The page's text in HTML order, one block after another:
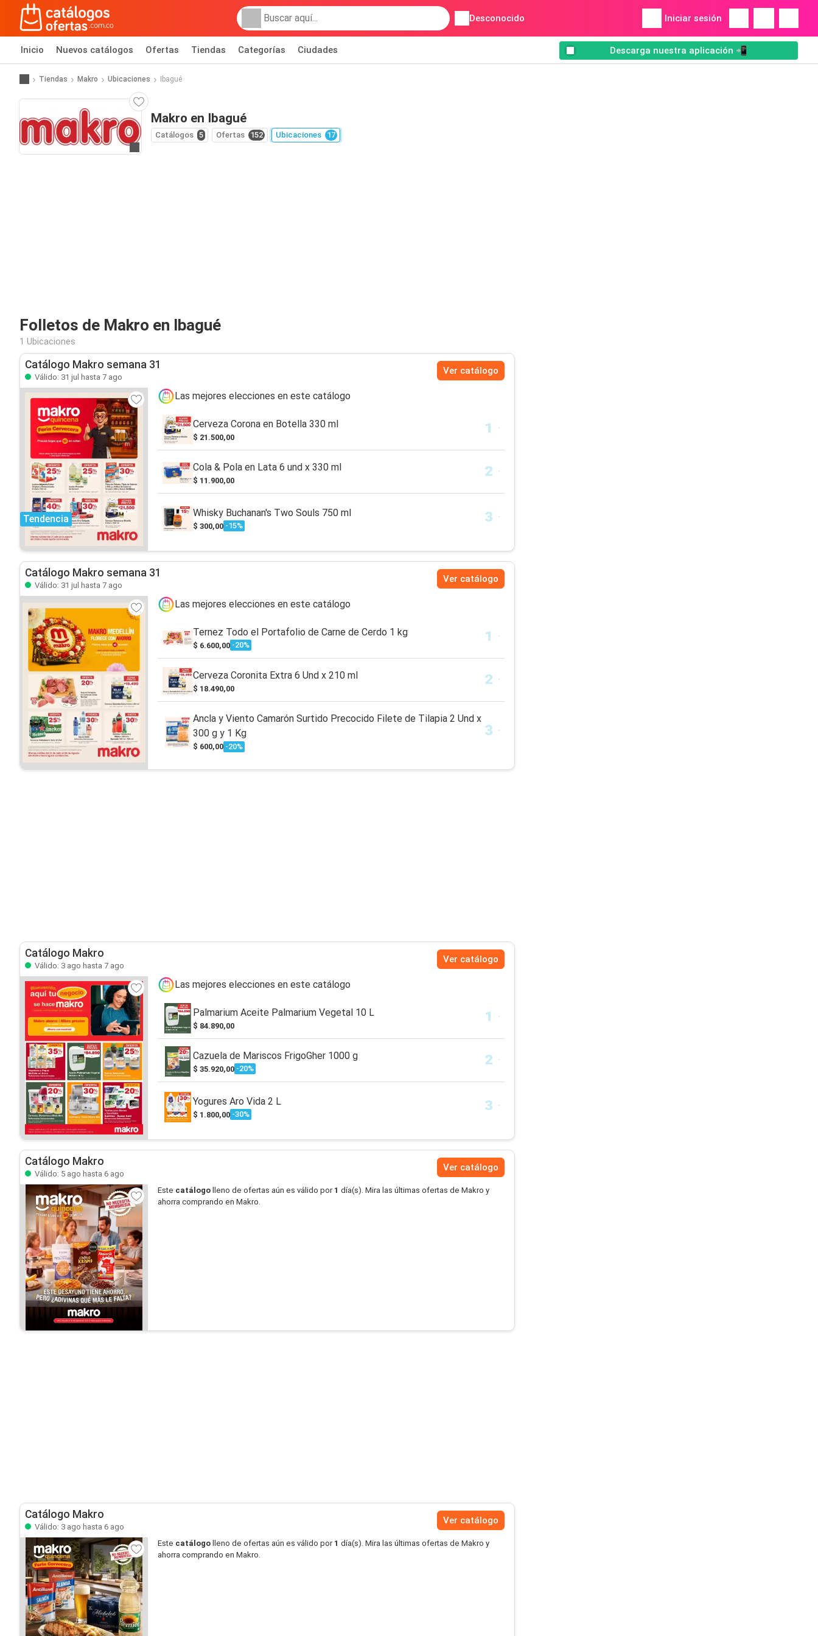
Desconocido Iniciar sesión
Inicio Nuevos catálogos Ofertas Tiendas Categorías Ciudades Descarga nuestra aplicación 📲
Tiendas Makro Ubicaciones Ibagué
Makro en Ibagué
Catálogos 5 Ofertas 152 Ubicaciones 17
Folletos de Makro en Ibagué
1 Ubicaciones
Catálogo Makro semana 31
Válido: 31 jul hasta 7 ago
Ver catálogo
Tendencia
Las mejores elecciones en este catálogo
Cerveza Corona en Botella 330 ml
$ 21.500,00
Cola & Pola en Lata 6 und x 330 ml
$ 11.900,00
Whisky Buchanan's Two Souls 750 ml
$ 300,00 -15%
Catálogo Makro semana 31
Válido: 31 jul hasta 7 ago
Ver catálogo
Las mejores elecciones en este catálogo
Ternez Todo el Portafolio de Carne de Cerdo 1 kg
$ 6.600,00 -20%
Cerveza Coronita Extra 6 Und x 210 ml
$ 18.490,00
Ancla y Viento Camarón Surtido Precocido Filete de Tilapia 2 Und x
300 g y 1 Kg
$ 600,00 -20%
Catálogo Makro
Válido: 3 ago hasta 7 ago
Ver catálogo
Las mejores elecciones en este catálogo
Palmarium Aceite Palmarium Vegetal 10 L
$ 84.890,00
Cazuela de Mariscos FrigoGher 1000 g
$ 35.920,00 -20%
Yogures Aro Vida 2 L
$ 1.800,00 -30%
Catálogo Makro
Válido: 5 ago hasta 6 ago
Ver catálogo
Este catálogo lleno de ofertas aún es válido por 1 día(s). Mira las últimas ofertas de Makro y
ahorra comprando en Makro.
Catálogo Makro
Válido: 3 ago hasta 6 ago
Ver catálogo
Este catálogo lleno de ofertas aún es válido por 1 día(s). Mira las últimas ofertas de Makro y
ahorra comprando en Makro.